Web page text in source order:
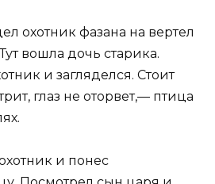
охотник фазана на вертел
вошла дочь старика.
и загляделся. Стоит
глаз не оторвет,— птица
и понес